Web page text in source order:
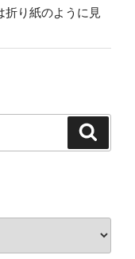
折り紙のように見